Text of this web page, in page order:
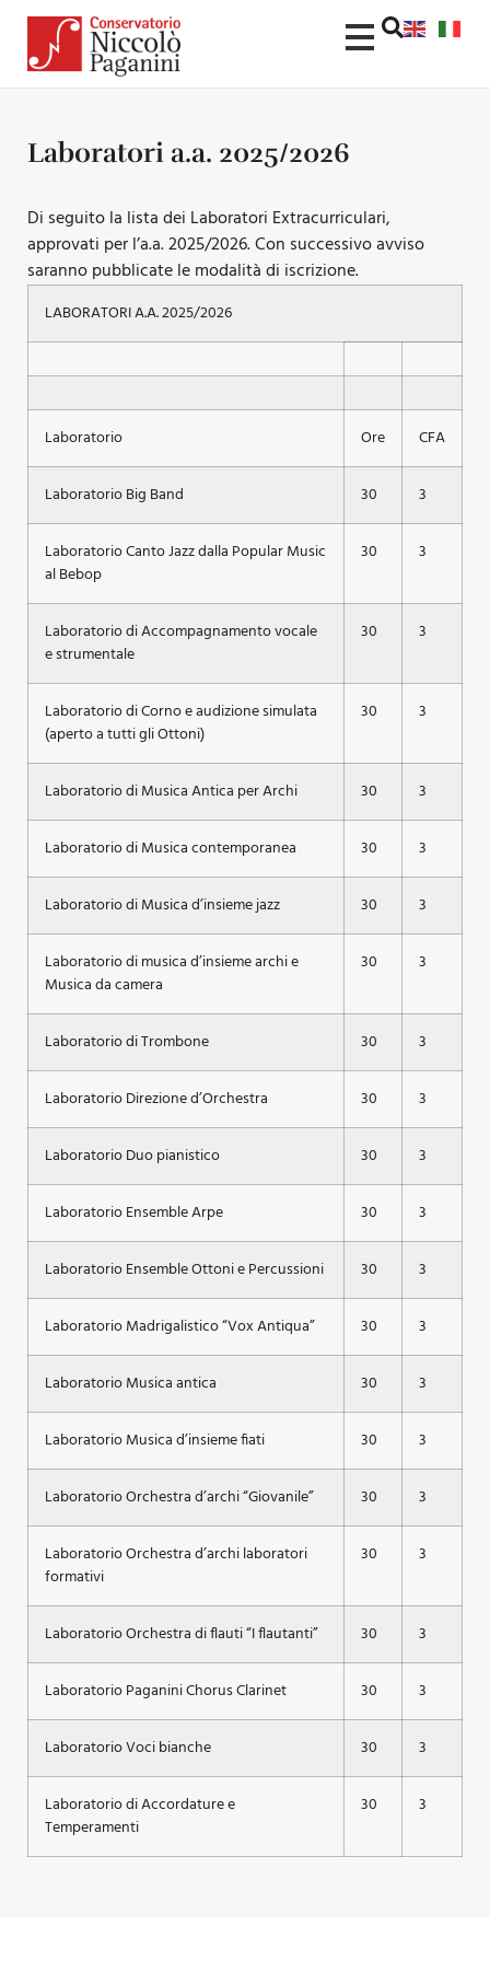
Laboratori a.a. 2025/2026
Di seguito la lista dei Laboratori Extracurriculari,
approvati per l’a.a. 2025/2026. Con successivo avviso
saranno pubblicate le modalità di iscrizione.
LABORATORI A.A. 2025/2026
Laboratorio Ore CFA
Laboratorio Big Band 30 3
Laboratorio Canto Jazz dalla Popular Music
al Bebop
30 3
Laboratorio di Accompagnamento vocale
e strumentale
30 3
Laboratorio di Corno e audizione simulata
(aperto a tutti gli Ottoni)
30 3
Laboratorio di Musica Antica per Archi 30 3
Laboratorio di Musica contemporanea 30 3
Laboratorio di Musica d’insieme jazz 30 3
Laboratorio di musica d’insieme archi e
Musica da camera
30 3
Laboratorio di Trombone 30 3
Laboratorio Direzione d’Orchestra 30 3
Laboratorio Duo pianistico 30 3
Laboratorio Ensemble Arpe 30 3
Laboratorio Ensemble Ottoni e Percussioni 30 3
Laboratorio Madrigalistico “Vox Antiqua” 30 3
Laboratorio Musica antica 30 3
Laboratorio Musica d’insieme fiati 30 3
Laboratorio Orchestra d’archi “Giovanile” 30 3
Laboratorio Orchestra d’archi laboratori
formativi
30 3
Laboratorio Orchestra di flauti “I flautanti” 30 3
Laboratorio Paganini Chorus Clarinet 30 3
Laboratorio Voci bianche 30 3
Laboratorio di Accordature e
Temperamenti
30 3